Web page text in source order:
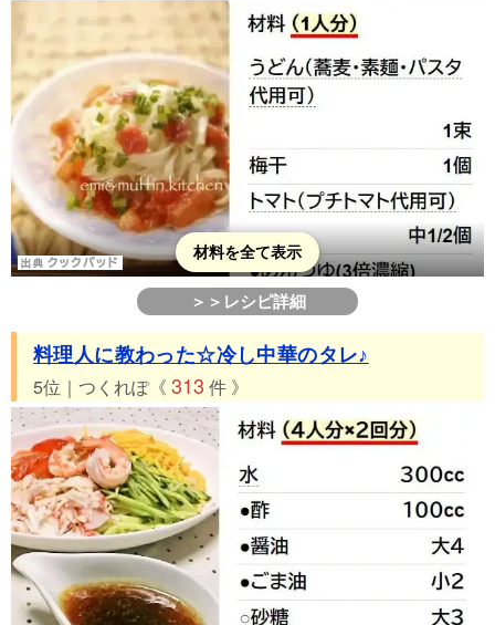
材料を全て表示
＞＞レシピ詳細
料理人に教わった☆冷し中華のタレ♪
5位｜つくれぽ《 313 件 》